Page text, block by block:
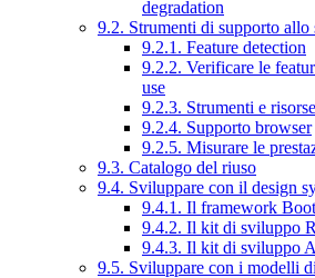
degradation
9.2. Strumenti di supporto
9.2.1. Feature detection
9.2.2. Verificare le
use
9.2.3. Strumenti e
9.2.4. Supporto browser
9.2.5. Misurare le
9.3. Catalogo del riuso
9.4. Sviluppare con il design
9.4.1. Il framework
9.4.2. Il kit di sviluppo
9.4.3. Il kit di sviluppo
9.5. Sviluppare con i modelli